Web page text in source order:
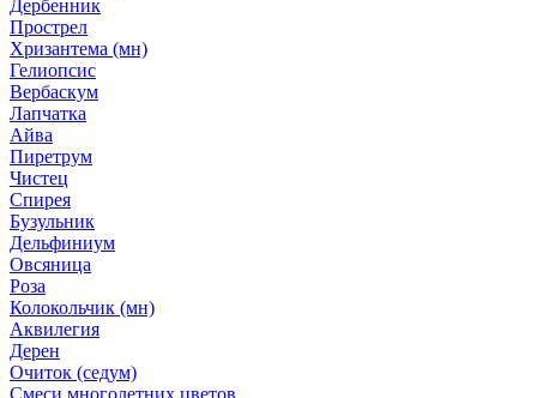
Дербенник
Прострел
Хризантема (мн)
Гелиопсис
Вербаскум
Лапчатка
Айва
Пиретрум
Чистец
Спирея
Бузульник
Дельфиниум
Овсяница
Роза
Колокольчик (мн)
Аквилегия
Дерен
Очиток (седум)
Смеси многолетних цветов